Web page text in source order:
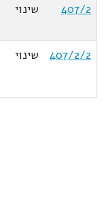
407/2
שינוי
407/2/2
שינוי